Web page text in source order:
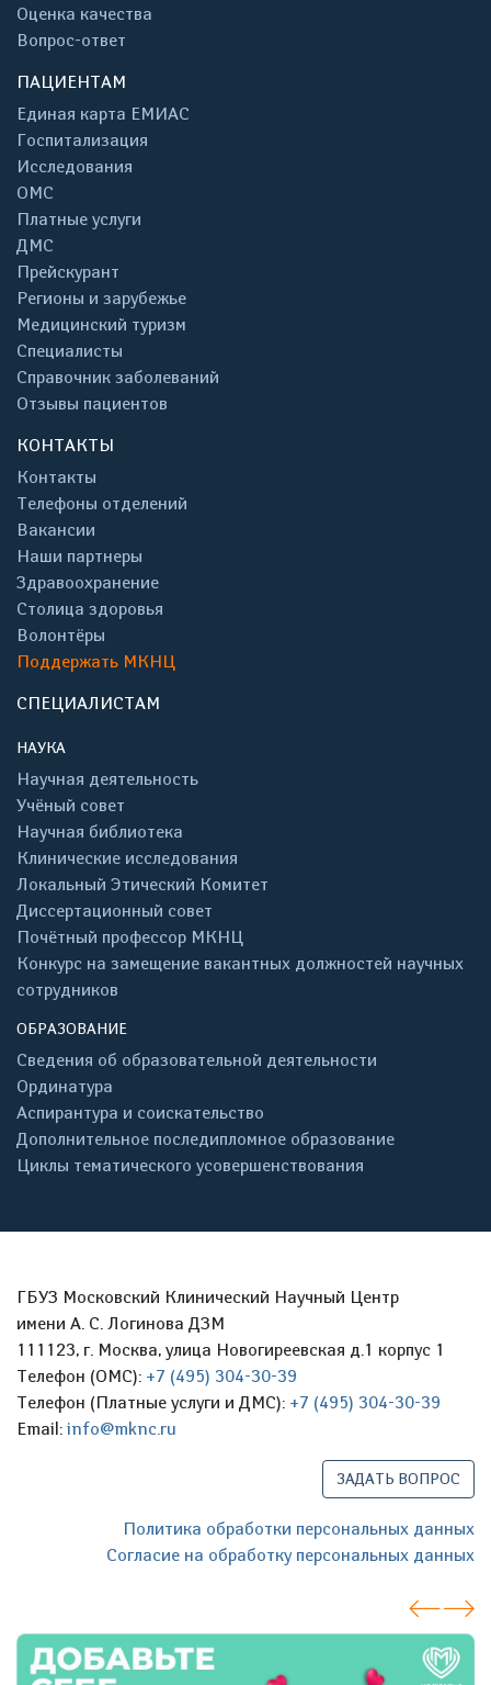
Оценка качества
Вопрос-ответ
ПАЦИЕНТАМ
Единая карта ЕМИАС
Госпитализация
Исследования
ОМС
Платные услуги
ДМС
Прейскурант
Регионы и зарубежье
Медицинский туризм
Специалисты
Справочник заболеваний
Отзывы пациентов
КОНТАКТЫ
Контакты
Телефоны отделений
Вакансии
Наши партнеры
Здравоохранение
Столица здоровья
Волонтёры
Поддержать МКНЦ
СПЕЦИАЛИСТАМ
НАУКА
Научная деятельность
Учёный совет
Научная библиотека
Клинические исследования
Локальный Этический Комитет
Диссертационный совет
Почётный профессор МКНЦ
Конкурс на замещение вакантных должностей научных
сотрудников
ОБРАЗОВАНИЕ
Сведения об образовательной деятельности
Ординатура
Аспирантура и соискательство
Дополнительное последипломное образование
Циклы тематического усовершенствования
ГБУЗ Московский Клинический Научный Центр
имени А. С. Логинова ДЗМ
111123, г. Москва, улица Новогиреевская д.1 корпус 1
Телефон (ОМС): +7 (495) 304-30-39
Телефон (Платные услуги и ДМС): +7 (495) 304-30-39
Email: info@mknc.ru
ЗАДАТЬ ВОПРОС
Политика обработки персональных данных
Согласие на обработку персональных данных